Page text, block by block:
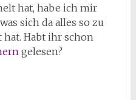
hat, habe ich mir
sich da alles so zu
Habt ihr schon
gelesen?